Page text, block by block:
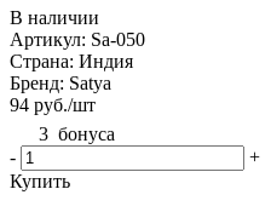
В наличии
Артикул: Sa-050
Страна: Индия
Бренд: Satya
94 руб./шт
3 бонуса
-
+
Купить